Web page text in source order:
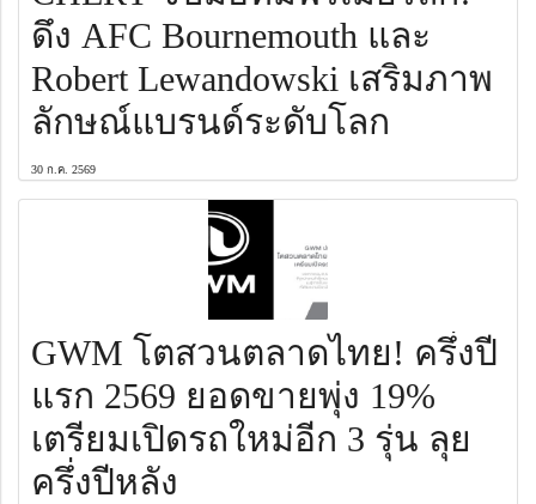
ดึง AFC Bournemouth และ
Robert Lewandowski เสริมภาพ
ลักษณ์แบรนด์ระดับโลก
30 ก.ค. 2569
GWM โตสวนตลาดไทย! ครึ่งปี
แรก 2569 ยอดขายพุ่ง 19%
เตรียมเปิดรถใหม่อีก 3 รุ่น ลุย
ครึ่งปีหลัง